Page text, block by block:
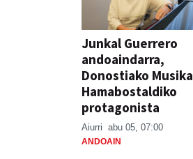
Junkal Guerrero
andoaindarra,
Donostiako Musika
Hamabostaldiko
protagonista
Aiurri abu 05, 07:00
ANDOAIN